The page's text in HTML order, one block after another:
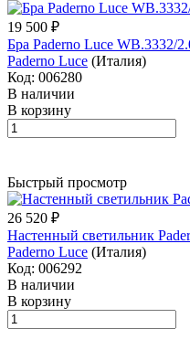
19 500 ₽
Бра Paderno Luce WB.3332/
Paderno Luce (Италия)
Код: 006280
В наличии
В корзину
Быстрый просмотр
26 520 ₽
Настенный светильник
Paderno Luce (Италия)
Код: 006292
В наличии
В корзину